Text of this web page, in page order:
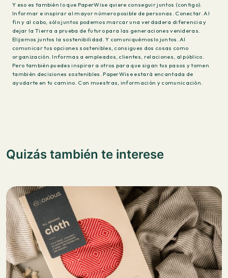
Y eso es también lo que PaperWise quiere conseguir juntos (contigo).
Informar e inspirar al mayor número posible de personas. Conectar. Al
fin y al cabo, sólo juntos podemos marcar una verdadera diferencia y
dejar la Tierra a prueba de futuro para las generaciones venideras.
Elijamos juntos la sostenibilidad. Y comuniquémoslo juntos. Al
comunicar tus opciones sostenibles, consigues dos cosas como
organización. Informas a empleados, clientes, relaciones, al público.
Pero también puedes inspirar a otros para que sigan tus pasos y tomen
también decisiones sostenibles. PaperWise estará encantada de
ayudarte en tu camino. Con muestras, información y comunicación.
Quizás también te interese